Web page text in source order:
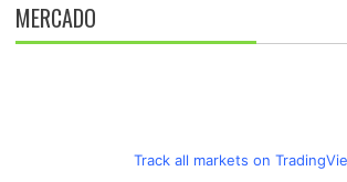
MERCADO
Track all markets on